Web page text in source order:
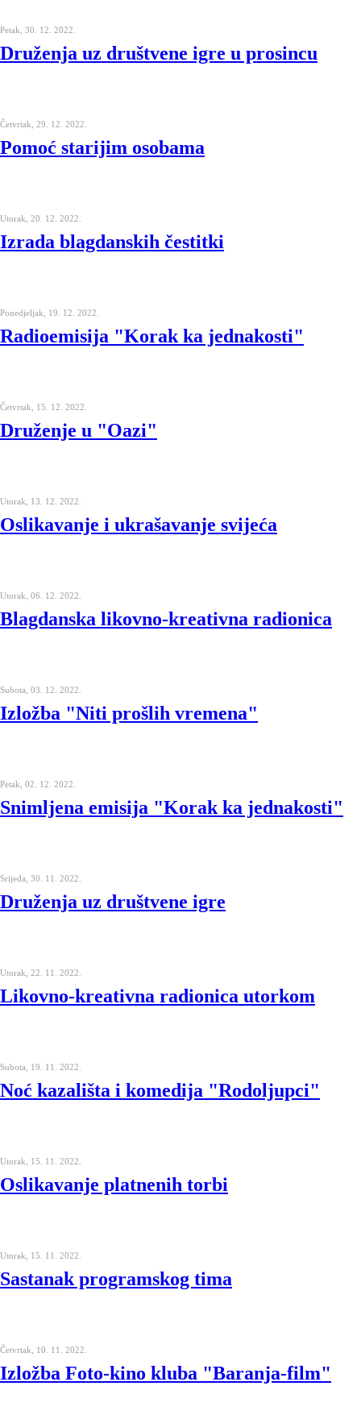
Petak, 30. 12. 2022.
Druženja uz društvene igre u prosincu
Četvrtak, 29. 12. 2022.
Pomoć starijim osobama
Utorak, 20. 12. 2022.
Izrada blagdanskih čestitki
Ponedjeljak, 19. 12. 2022.
Radioemisija "Korak ka jednakosti"
Četvrtak, 15. 12. 2022.
Druženje u "Oazi"
Utorak, 13. 12. 2022.
Oslikavanje i ukrašavanje svijeća
Utorak, 06. 12. 2022.
Blagdanska likovno-kreativna radionica
Subota, 03. 12. 2022.
Izložba "Niti prošlih vremena"
Petak, 02. 12. 2022.
Snimljena emisija "Korak ka jednakosti"
Srijeda, 30. 11. 2022.
Druženja uz društvene igre
Utorak, 22. 11. 2022.
Likovno-kreativna radionica utorkom
Subota, 19. 11. 2022.
Noć kazališta i komedija "Rodoljupci"
Utorak, 15. 11. 2022.
Oslikavanje platnenih torbi
Utorak, 15. 11. 2022.
Sastanak programskog tima
Četvrtak, 10. 11. 2022.
Izložba Foto-kino kluba "Baranja-film"